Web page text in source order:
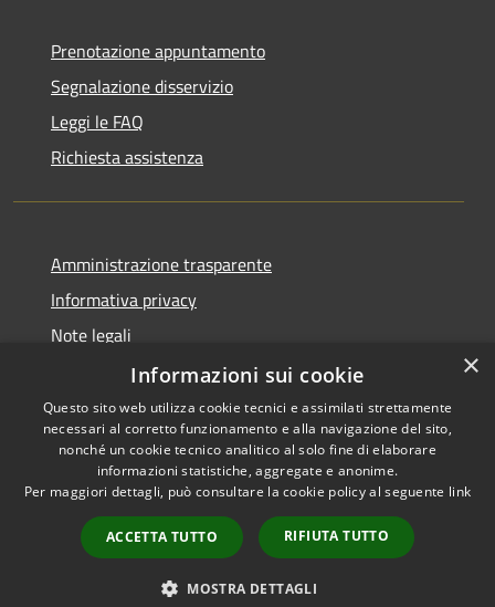
Prenotazione appuntamento
Segnalazione disservizio
Leggi le FAQ
Richiesta assistenza
Amministrazione trasparente
Informativa privacy
Note legali
Dichiarazione di accessibilità
RSS
Accessibilità
Copyright © 2026 • Comune di
Darfo Boario Terme • Powered
byMunicipium
Accesso
redazione
×
Informazioni sui cookie
Questo sito web utilizza cookie tecnici e assimilati strettamente
necessari al corretto funzionamento e alla navigazione del sito,
nonché un cookie tecnico analitico al solo fine di elaborare
informazioni statistiche, aggregate e anonime.
Per maggiori dettagli, può consultare la cookie policy al seguente link
ACCETTA TUTTO RIFIUTA TUTTO
MOSTRA DETTAGLI